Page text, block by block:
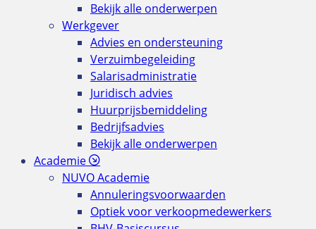
Bekijk alle onderwerpen
Werkgever
Advies en ondersteuning
Verzuimbegeleiding
Salarisadministratie
Juridisch advies
Huurprijsbemiddeling
Bedrijfsadvies
Bekijk alle onderwerpen
Academie
NUVO Academie
Annuleringsvoorwaarden
Optiek voor verkoopmedewerkers